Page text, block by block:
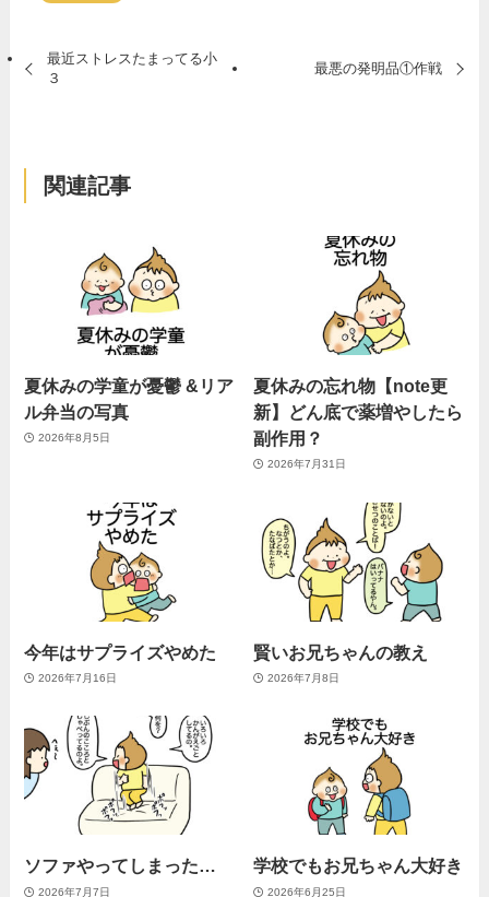
最近ストレスたまってる小
３
最悪の発明品①作戦
関連記事
夏休みの学童が憂鬱 &リア
ル弁当の写真
2026年8月5日
夏休みの忘れ物【note更
新】どん底で薬増やしたら
副作用？
2026年7月31日
今年はサプライズやめた
2026年7月16日
賢いお兄ちゃんの教え
2026年7月8日
ソファやってしまった…
2026年7月7日
学校でもお兄ちゃん大好き
2026年6月25日